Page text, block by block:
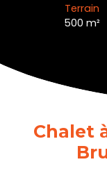
Terrain
500m²
Chalet